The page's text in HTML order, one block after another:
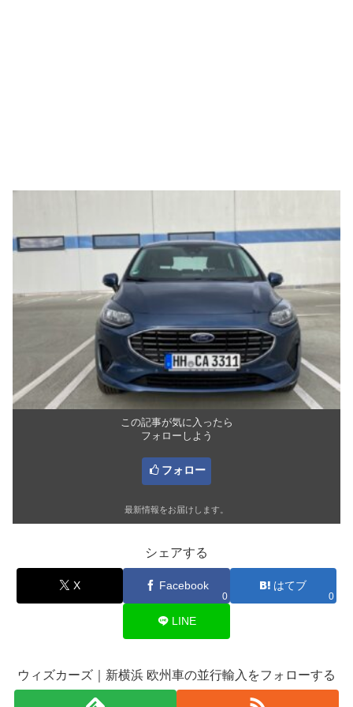
この記事が気に入ったら
フォローしよう
フォロー
最新情報をお届けします。
シェアする
X Facebook
0
はてブ
0
LINE
ウィズカーズ｜新横浜 欧州車の並行輸入をフォローする